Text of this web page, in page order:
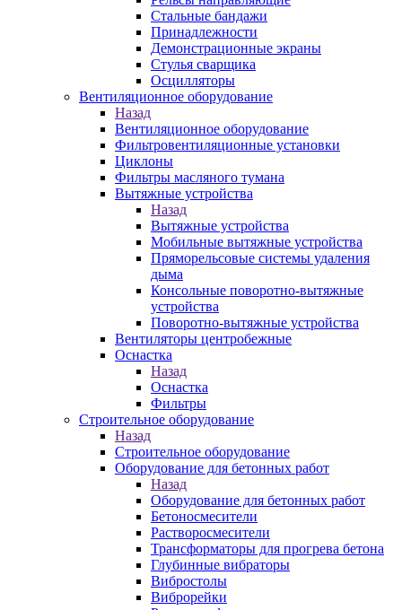
Стальные бандажи
Принадлежности
Демонстрационные экраны
Стулья сварщика
Осцилляторы
Вентиляционное оборудование
Назад
Вентиляционное оборудование
Фильтровентиляционные установки
Циклоны
Фильтры масляного тумана
Вытяжные устройства
Назад
Вытяжные устройства
Мобильные вытяжные устройства
Пряморельсовые системы удаления
дыма
Консольные поворотно-вытяжные
устройства
Поворотно-вытяжные устройства
Вентиляторы центробежные
Оснастка
Назад
Оснастка
Фильтры
Строительное оборудование
Назад
Строительное оборудование
Оборудование для бетонных работ
Назад
Оборудование для бетонных работ
Бетоносмесители
Растворосмесители
Трансформаторы для прогрева бетона
Глубинные вибраторы
Вибростолы
Виброрейки